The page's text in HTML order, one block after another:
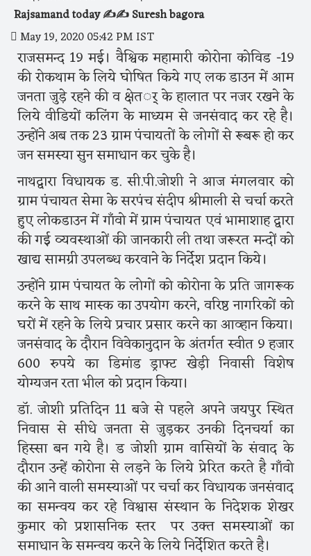
Rajsamand today ✍️✍️ Suresh bagora
May 19, 2020 05:42 PM IST
राजसमन्द 19 मई। वैश्विक महामारी कोरोना कोविड -19
की रोकथाम के लिये घोषित किये गए लक डाउन में आम
जनता जुड़े रहने की व क्षेतर्् के हालात पर नजर रखने के
लिये वीडियों कलिंग के माध्यम से जनसंवाद कर रहे है।
उन्होंने अब तक 23 ग्राम पंचायतों के लोगों से रूबरू हो कर
जन समस्या सुन समाधान कर चुके है।
नाथद्वारा विधायक ड. सी.पी.जोशी ने आज मंगलवार को
ग्राम पंचायत सेमा के सरपंच संदीप श्रीमाली से चर्चा करते
हुए लोकडाउन में गाँवो में ग्राम पंचायत एवं भामाशाह द्वारा
की गई व्यवस्थाओं की जानकारी ली तथा जरूरत मन्दों को
खाद्य सामग्री उपलब्ध करवाने के निर्देश प्रदान किये।
उन्होंने ग्राम पंचायत के लोगों को कोरोना के प्रति जागरूक
करने के साथ मास्क का उपयोग करने, वरिष्ठ नागरिकों को
घरों में रहने के लिये प्रचार प्रसार करने का आव्हान किया।
जनसंवाद के दौरान विवेकानुदान के अंतर्गत स्वीत 9 हजार
600 रुपये का डिमांड ड्राफ्ट खेड़ी निवासी विशेष
योग्यजन रता भील को प्रदान किया।
डॉ. जोशी प्रतिदिन 11 बजे से पहले अपने जयपुर स्थित
निवास से सीधे जनता से जुड़कर उनकी दिनचर्या का
हिस्सा बन गये है। ड जोशी ग्राम वासियों के संवाद के
दौरान उन्हें कोरोना से लड़ने के लिये प्रेरित करते है गाँवो
की आने वाली समस्याओं पर चर्चा कर विधायक जनसंवाद
का समन्वय कर रहे विश्वास संस्थान के निदेशक शेखर
कुमार को प्रशासनिक स्तर पर उक्त समस्याओं का
समाधान के समन्वय करने के लिये निर्देशित करते है।